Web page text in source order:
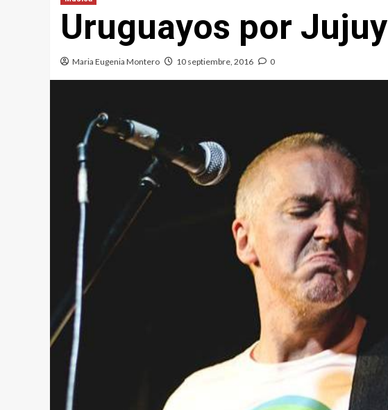
Uruguayos por Jujuy
Maria Eugenia Montero 10 septiembre, 2016 0